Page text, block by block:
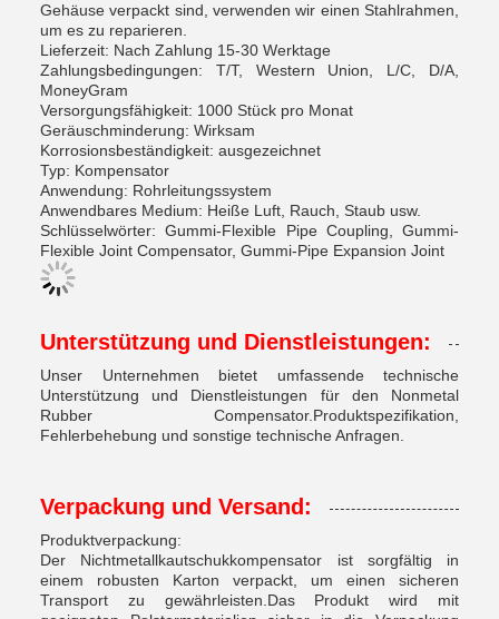
Gehäuse verpackt sind, verwenden wir einen Stahlrahmen,
um es zu reparieren.
Lieferzeit: Nach Zahlung 15-30 Werktage
Zahlungsbedingungen: T/T, Western Union, L/C, D/A,
MoneyGram
Versorgungsfähigkeit: 1000 Stück pro Monat
Geräuschminderung: Wirksam
Korrosionsbeständigkeit: ausgezeichnet
Typ: Kompensator
Anwendung: Rohrleitungssystem
Anwendbares Medium: Heiße Luft, Rauch, Staub usw.
Schlüsselwörter: Gummi-Flexible Pipe Coupling, Gummi-
Flexible Joint Compensator, Gummi-Pipe Expansion Joint
Unterstützung und Dienstleistungen:
Unser Unternehmen bietet umfassende technische
Unterstützung und Dienstleistungen für den Nonmetal
Rubber Compensator.Produktspezifikation,
Fehlerbehebung und sonstige technische Anfragen.
Verpackung und Versand:
Produktverpackung:
Der Nichtmetallkautschukkompensator ist sorgfältig in
einem robusten Karton verpackt, um einen sicheren
Transport zu gewährleisten.Das Produkt wird mit